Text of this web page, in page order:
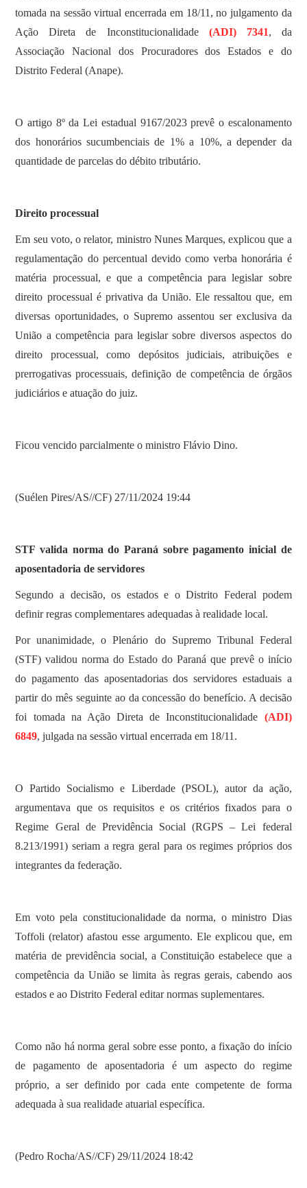
tomada na sessão virtual encerrada em 18/11, no julgamento da
Ação Direta de Inconstitucionalidade (ADI) 7341, da
Associação Nacional dos Procuradores dos Estados e do
Distrito Federal (Anape).
O artigo 8º da Lei estadual 9167/2023 prevê o escalonamento
dos honorários sucumbenciais de 1% a 10%, a depender da
quantidade de parcelas do débito tributário.
Direito processual
Em seu voto, o relator, ministro Nunes Marques, explicou que a
regulamentação do percentual devido como verba honorária é
matéria processual, e que a competência para legislar sobre
direito processual é privativa da União. Ele ressaltou que, em
diversas oportunidades, o Supremo assentou ser exclusiva da
União a competência para legislar sobre diversos aspectos do
direito processual, como depósitos judiciais, atribuições e
prerrogativas processuais, definição de competência de órgãos
judiciários e atuação do juiz.
Ficou vencido parcialmente o ministro Flávio Dino.
(Suélen Pires/AS//CF) 27/11/2024 19:44
STF valida norma do Paraná sobre pagamento inicial de
aposentadoria de servidores
Segundo a decisão, os estados e o Distrito Federal podem
definir regras complementares adequadas à realidade local.
Por unanimidade, o Plenário do Supremo Tribunal Federal
(STF) validou norma do Estado do Paraná que prevê o início
do pagamento das aposentadorias dos servidores estaduais a
partir do mês seguinte ao da concessão do benefício. A decisão
foi tomada na Ação Direta de Inconstitucionalidade (ADI)
6849, julgada na sessão virtual encerrada em 18/11.
O Partido Socialismo e Liberdade (PSOL), autor da ação,
argumentava que os requisitos e os critérios fixados para o
Regime Geral de Previdência Social (RGPS – Lei federal
8.213/1991) seriam a regra geral para os regimes próprios dos
integrantes da federação.
Em voto pela constitucionalidade da norma, o ministro Dias
Toffoli (relator) afastou esse argumento. Ele explicou que, em
matéria de previdência social, a Constituição estabelece que a
competência da União se limita às regras gerais, cabendo aos
estados e ao Distrito Federal editar normas suplementares.
Como não há norma geral sobre esse ponto, a fixação do início
de pagamento de aposentadoria é um aspecto do regime
próprio, a ser definido por cada ente competente de forma
adequada à sua realidade atuarial específica.
(Pedro Rocha/AS//CF) 29/11/2024 18:42